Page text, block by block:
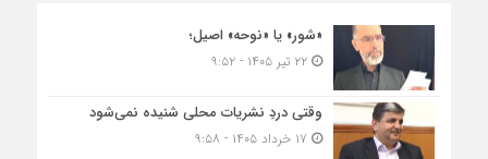
«شور» یا «نوحه» اصیل؛
۲۲ تیر ۱۴۰۵ - ۹:۵۲
وقتی دردِ نشریات محلی شنیده نمی‌شود